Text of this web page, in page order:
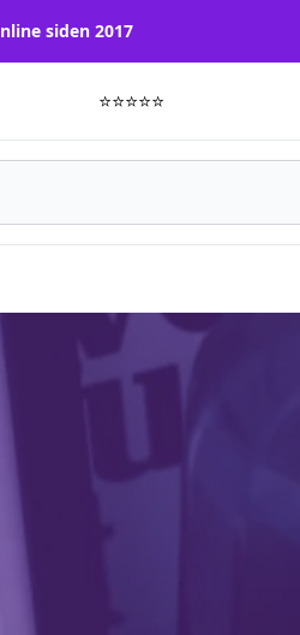
siden 2017
⭐⭐⭐⭐⭐